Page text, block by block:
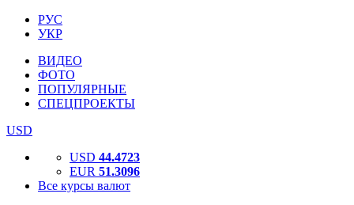
РУС
УКР
ВИДЕО
ФОТО
ПОПУЛЯРНЫЕ
СПЕЦПРОЕКТЫ
USD
USD 44.4723
EUR 51.3096
Все курсы валют